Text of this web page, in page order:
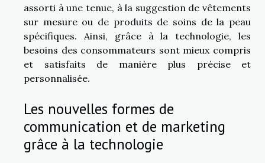
assorti à une tenue, à la suggestion de vêtements
sur mesure ou de produits de soins de la peau
spécifiques. Ainsi, grâce à la technologie, les
besoins des consommateurs sont mieux compris
et satisfaits de manière plus précise et
personnalisée.
Les nouvelles formes de
communication et de marketing
grâce à la technologie